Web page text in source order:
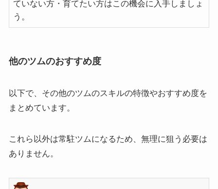
ていない方・育てたい方はこの機会に入手しましょ
う。
他のツムのおすすめ度
以下で、その他のツムのスキルの特徴やおすすめ度を
まとめています。
これら以外は常駐ツムになるため、無理に狙う必要は
ありません。